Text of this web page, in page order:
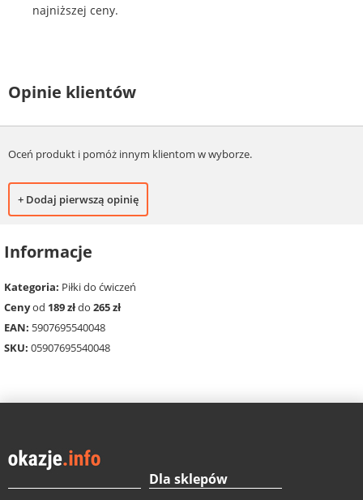
najniższej ceny.
Opinie klientów
Oceń produkt i pomóż innym klientom w wyborze.
+ Dodaj pierwszą opinię
Informacje
Kategoria: Piłki do ćwiczeń
Cenyod 189 złdo 265 zł
EAN: 5907695540048
SKU: 05907695540048
Dla sklepów